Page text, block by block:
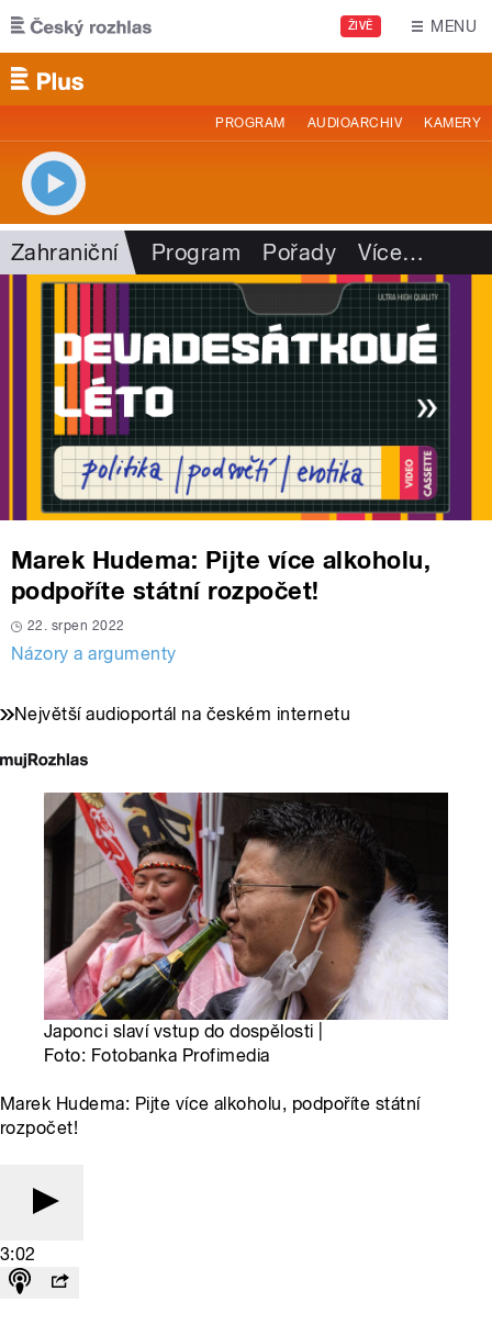
Přejít k hlavnímu obsahu
ŽIVĚ MENU
PROGRAM AUDIOARCHIV KAMERY
Zahraniční Program Pořady Více…
Marek Hudema: Pijte více alkoholu,
podpoříte státní rozpočet!
22. srpen 2022
Názory a argumenty
Největší audioportál na českém internetu
Japonci slaví vstup do dospělosti |
Foto: Fotobanka Profimedia
Marek Hudema: Pijte více alkoholu, podpoříte státní
rozpočet!
3:02